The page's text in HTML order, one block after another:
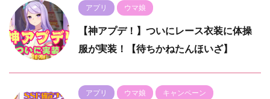
アプリ ウマ娘
【神アプデ！】ついにレース衣装に体操
服が実装！【待ちかねたんほいざ】
アプリ ウマ娘 キャンペーン